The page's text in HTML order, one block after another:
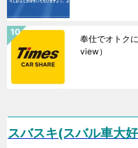
奉仕でオトク
view）
スバスキ(スバル車大